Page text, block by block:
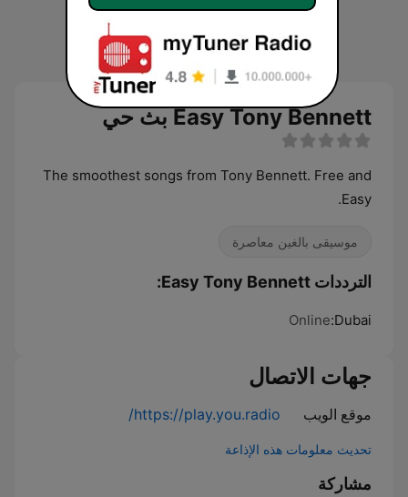
Easy Tony Bennett بث حي
The smoothest songs from Tony Bennett. Free and
Easy.
موسيقى بالغين معاصرة
الترددات Easy Tony Bennett:
Dubai:
Online
جهات الاتصال
موقع الويب https://play.you.radio/
تحديث معلومات هذه الإذاعة
مشاركة